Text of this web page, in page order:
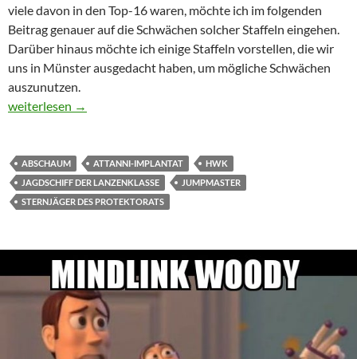
viele davon in den Top-16 waren, möchte ich im folgenden
Beitrag genauer auf die Schwächen solcher Staffeln eingehen.
Darüber hinaus möchte ich einige Staffeln vorstellen, die wir
uns in Münster ausgedacht haben, um mögliche Schwächen
auszunutzen.
Keep calm and kill Attanni – Attanni-Staffeln Teil 2
weiterlesen →
ABSCHAUM ATTANNI-IMPLANTAT
HWK
JAGDSCHIFF DER LANZENKLASSE
JUMPMASTER
STERNJÄGER DES PROTEKTORATS